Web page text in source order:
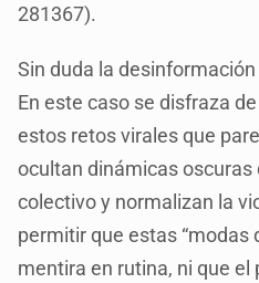
281367).
Sin duda la
En este caso se disfraza
estos retos virales que
ocultan dinámicas
colectivo y normalizan la
permitir que estas “modas
mentira en rutina, ni que el